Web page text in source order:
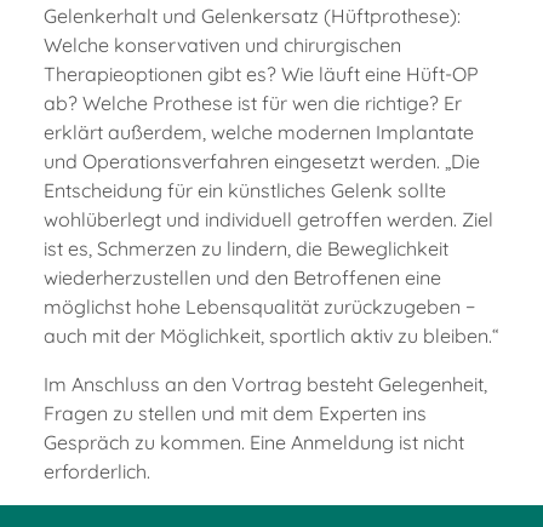
Gelenkerhalt und Gelenkersatz (Hüftprothese):
Welche konservativen und chirurgischen
Therapieoptionen gibt es? Wie läuft eine Hüft-OP
ab? Welche Prothese ist für wen die richtige? Er
erklärt außerdem, welche modernen Implantate
und Operationsverfahren eingesetzt werden. „Die
Entscheidung für ein künstliches Gelenk sollte
wohlüberlegt und individuell getroffen werden. Ziel
ist es, Schmerzen zu lindern, die Beweglichkeit
wiederherzustellen und den Betroffenen eine
möglichst hohe Lebensqualität zurückzugeben −
auch mit der Möglichkeit, sportlich aktiv zu bleiben.“
Im Anschluss an den Vortrag besteht Gelegenheit,
Fragen zu stellen und mit dem Experten ins
Gespräch zu kommen. Eine Anmeldung ist nicht
erforderlich.